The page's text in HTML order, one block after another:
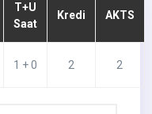
T+U
Saat
Kredi AKTS
1 + 0 2 2